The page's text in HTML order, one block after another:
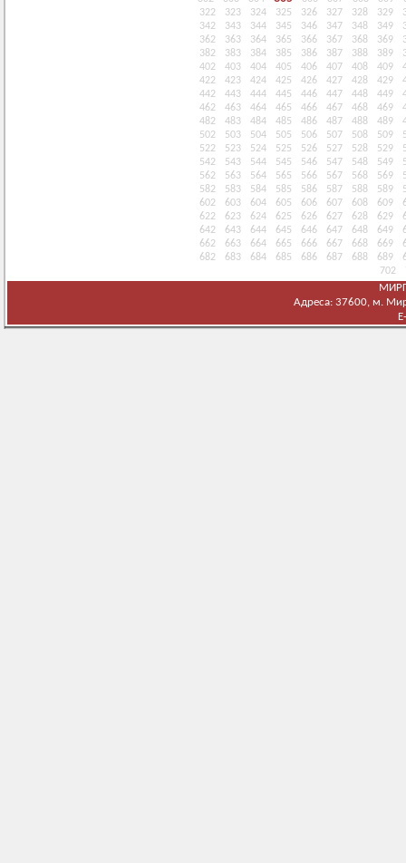
322
323 324 325 326 327 328 329
342
343 344 345 346 347 348 349
362
363 364 365 366 367 368 369
382
383 384 385 386 387 388 389
402
403 404 405 406 407 408 409
422
423 424 425 426 427 428 429
442
443 444 445 446 447 448 449
462
463 464 465 466 467 468 469
482
483 484 485 486 487 488 489
502
503 504 505 506 507 508 509
522
523 524 525 526 527 528 529
542
543 544 545 546 547 548 549
562
563 564 565 566 567 568 569
582
583 584 585 586 587 588 589
602
603 604 605 606 607 608 609
622
623 624 625 626 627 628 629
642
643 644 645 646 647 648 649
662
663 664 665 666 667 668 669
682
683 684 685 686 687 688 689
702
Адреса: 37600, м.